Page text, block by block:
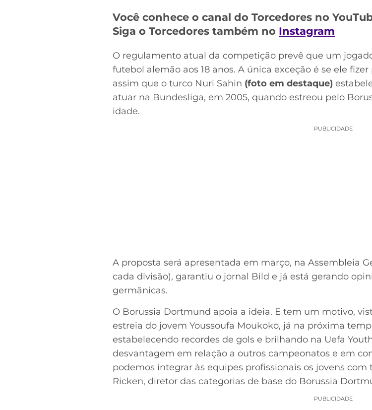
Você conhece o canal do Torcedores no
Siga o Torcedores também no Instagram
O regulamento atual da competição prevê que um
futebol alemão aos 18 anos. A única exceção é se ele
assim que o turco Nuri Sahin (foto em destaque)
atuar na Bundesliga, em 2005, quando estreou pelo
idade.
PUBLICIDADE
A proposta será apresentada em março, na Assembleia
cada divisão), garantiu o jornal Bild e já está gerando
germânicas.
O Borussia Dortmund apoia a ideia. E tem um motivo,
estreia do jovem Youssoufa Moukoko, já na próxima
estabelecendo recordes de gols e brilhando na Uefa
desvantagem em relação a outros campeonatos e em
podemos integrar às equipes profissionais os jovens com
Ricken, diretor das categorias de base do Borussia
PUBLICIDADE